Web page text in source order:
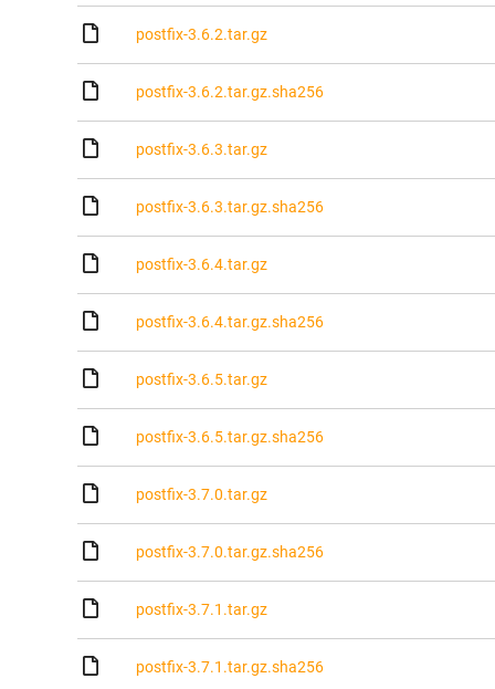
postfix-3.6.2.tar.gz
postfix-3.6.2.tar.gz.sha256
postfix-3.6.3.tar.gz
postfix-3.6.3.tar.gz.sha256
postfix-3.6.4.tar.gz
postfix-3.6.4.tar.gz.sha256
postfix-3.6.5.tar.gz
postfix-3.6.5.tar.gz.sha256
postfix-3.7.0.tar.gz
postfix-3.7.0.tar.gz.sha256
postfix-3.7.1.tar.gz
postfix-3.7.1.tar.gz.sha256